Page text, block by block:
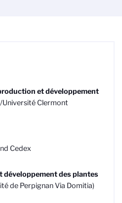
et développement
Université Clermont
Cedex
développement des plantes
de Perpignan Via Domitia)